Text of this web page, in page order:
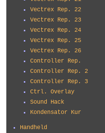
Vectrex Rep. 22
Vectrex Rep. 23
Vectrex Rep. 24
Vectrex Rep. 25
Vectrex Rep. 26
Controller Rep.
Controller Rep. 2
Controller Rep. 3
Ctrl. Overlay
Sound Hack
Kondensator Kur
Handheld